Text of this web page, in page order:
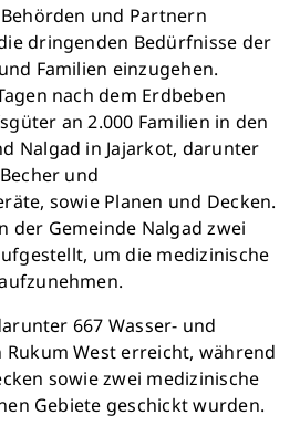
und Partnern
dringenden Bedürfnisse der
Familien einzugehen.
nach dem Erdbeben
an 2.000 Familien in den
Nalgad in Jajarkot, darunter
und
sowie Planen und Decken.
der Gemeinde Nalgad zwei
um die medizinische
667 Wasser- und
Rukum West erreicht, während
sowie zwei medizinische
Gebiete geschickt wurden.
retten